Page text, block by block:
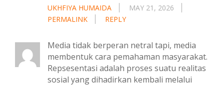
UKHFIYA HUMAIDA
MAY 21, 2026
PERMALINK
REPLY
Media tidak berperan netral tapi, media
membentuk cara pemahaman masyarakat.
Repsesentasi adalah proses suatu realitas
sosial yang dihadirkan kembali melalui